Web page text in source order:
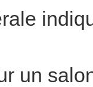
un